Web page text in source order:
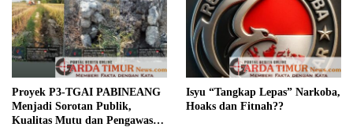
Proyek P3-TGAI PABINEANG
Menjadi Sorotan Publik,
Kualitas Mutu dan Pengawasan
Isyu “Tangkap Lepas” Narkoba,
Hoaks dan Fitnah??